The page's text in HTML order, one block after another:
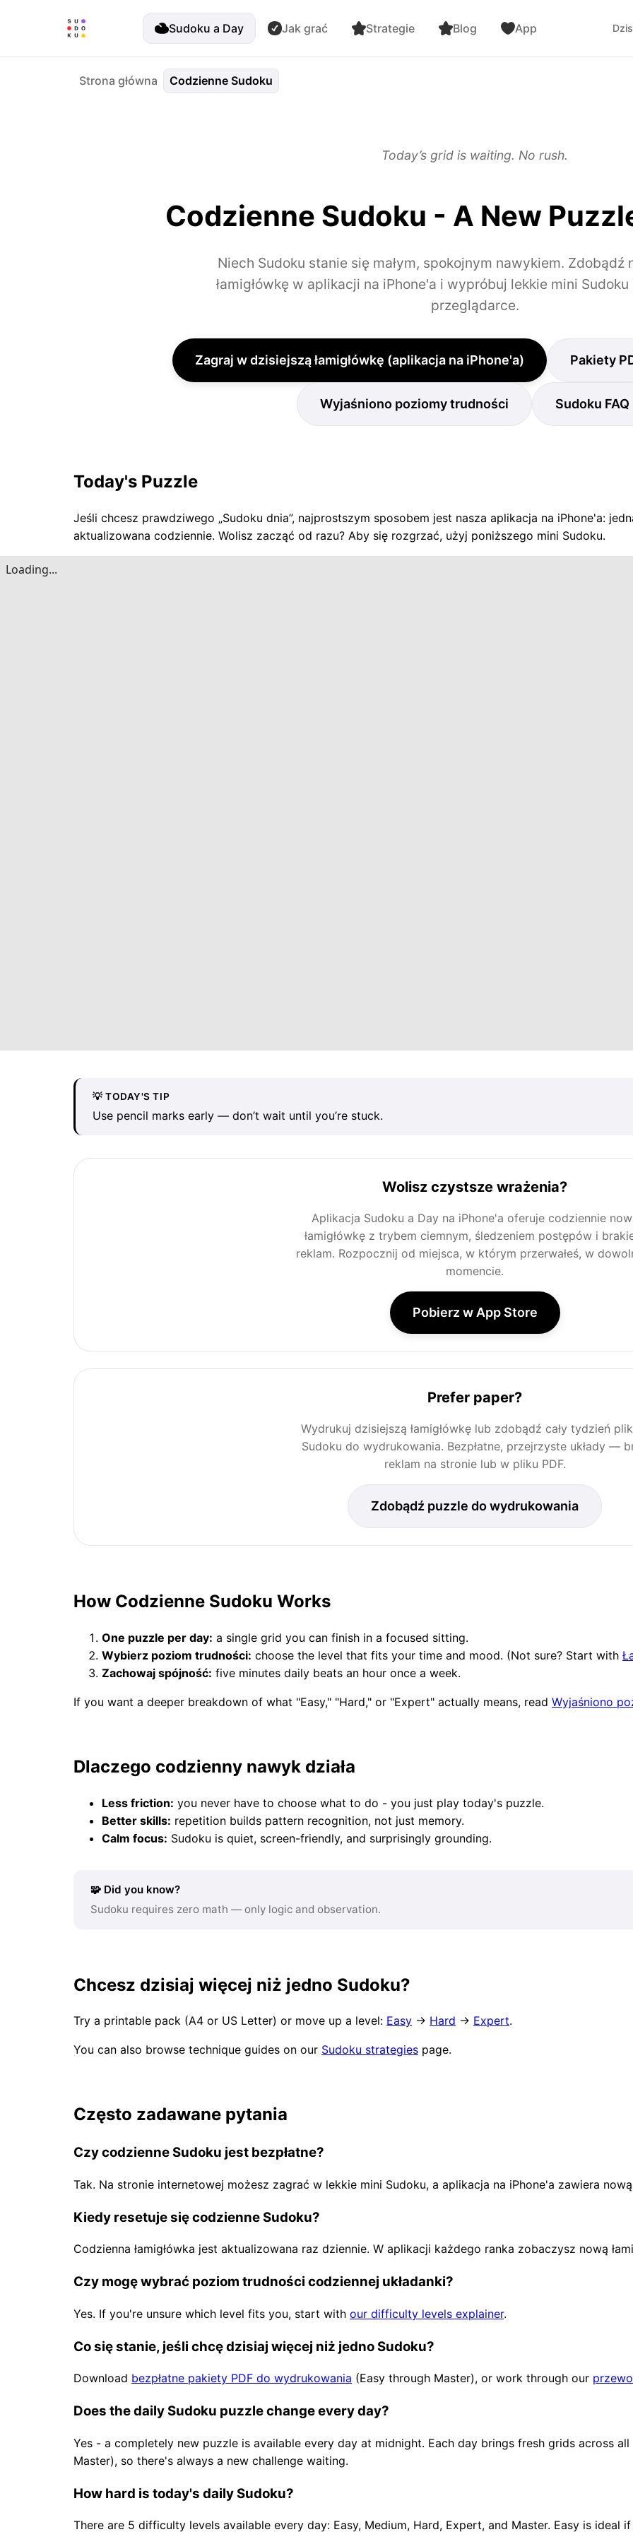
Sudoku a Day Jak grać Strategie Blog App
Strona główna Codzienne Sudoku
Today’s grid is waiting. No rush.
Codzienne Sudoku - A New
Niech Sudoku stanie się małym, spokojnym nawykiem. Zdobądź
łamigłówkę w aplikacji na iPhone'a i wypróbuj lekkie mini
przeglądarce.
Zagraj w dzisiejszą łamigłówkę (aplikacja na iPhone'a) Pakiety
Wyjaśniono poziomy trudności Sudoku FAQ
Today's Puzzle
Jeśli chcesz prawdziwego „Sudoku dnia”, najprostszym sposobem jest nasza aplikacja na iPhone'a:
aktualizowana codziennie. Wolisz zacząć od razu? Aby się rozgrzać, użyj poniższego mini Sudoku.
💡 TODAY'S TIP
Use pencil marks early — don’t wait until you’re stuck.
Wolisz czystsze wrażenia?
Aplikacja Sudoku a Day na iPhone'a oferuje codziennie
łamigłówkę z trybem ciemnym, śledzeniem postępów i
reklam. Rozpocznij od miejsca, w którym przerwałeś, w
momencie.
Pobierz w App Store
Prefer paper?
Wydrukuj dzisiejszą łamigłówkę lub zdobądź cały tydzień
Sudoku do wydrukowania. Bezpłatne, przejrzyste układy —
reklam na stronie lub w pliku PDF.
Zdobądź puzzle do wydrukowania
How Codzienne Sudoku Works
One puzzle per day: a single grid you can finish in a focused sitting.
Wybierz poziom trudności: choose the level that fits your time and mood. (Not sure? Start with
Zachowaj spójność: five minutes daily beats an hour once a week.
If you want a deeper breakdown of what "Easy," "Hard," or "Expert" actually means, read Wyjaśniono
Dlaczego codzienny nawyk działa
Less friction: you never have to choose what to do - you just play today's puzzle.
Better skills: repetition builds pattern recognition, not just memory.
Calm focus: Sudoku is quiet, screen-friendly, and surprisingly grounding.
🧩 Did you know?
Sudoku requires zero math — only logic and observation.
Chcesz dzisiaj więcej niż jedno Sudoku?
Try a printable pack (A4 or US Letter) or move up a level: Easy → Hard → Expert.
You can also browse technique guides on our Sudoku strategies page.
Często zadawane pytania
Czy codzienne Sudoku jest bezpłatne?
Tak. Na stronie internetowej możesz zagrać w lekkie mini Sudoku, a aplikacja na iPhone'a zawiera
Kiedy resetuje się codzienne Sudoku?
Codzienna łamigłówka jest aktualizowana raz dziennie. W aplikacji każdego ranka zobaczysz nową
Czy mogę wybrać poziom trudności codziennej układanki?
Yes. If you're unsure which level fits you, start with our difficulty levels explainer.
Co się stanie, jeśli chcę dzisiaj więcej niż jedno Sudoku?
Download bezpłatne pakiety PDF do wydrukowania (Easy through Master), or work through our
Does the daily Sudoku puzzle change every day?
Yes - a completely new puzzle is available every day at midnight. Each day brings fresh grids across
Master), so there's always a new challenge waiting.
How hard is today's daily Sudoku?
There are 5 difficulty levels available every day: Easy, Medium, Hard, Expert, and Master. Easy is ideal